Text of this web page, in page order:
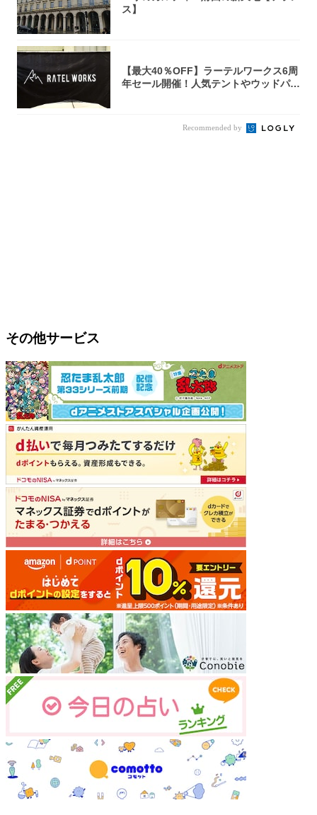
ス】
【最大40％OFF】ラーテルワークス6周
年セール開催！人気テントやウッドパネ
Recommended by
その他サービス